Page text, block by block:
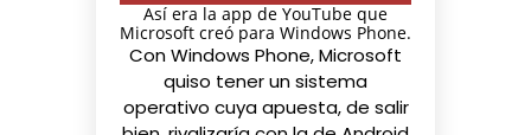
Así era la app de YouTube que
Microsoft creó para Windows Phone.
Con Windows Phone, Microsoft
quiso tener un sistema
operativo cuya apuesta, de salir